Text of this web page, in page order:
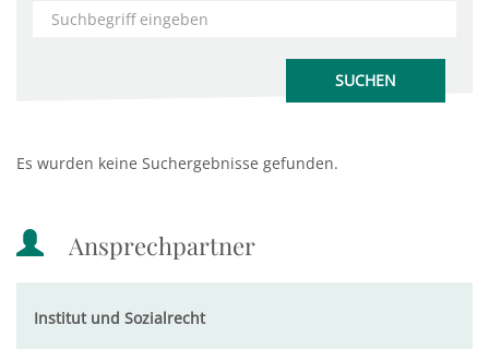
Es wurden keine Suchergebnisse gefunden.
Ansprechpartner
Institut und Sozialrecht